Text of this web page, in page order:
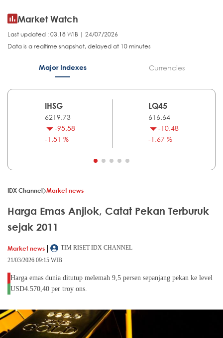
Market Watch
Last updated : 03.18 WIB | 24/07/2026
Data is a realtime snapshot, delayed at 10 minutes
Major Indexes Currencies
IHSG
6219.73
-95.58
-1.51 %
LQ45
616.64
-10.48
-1.67 %
IDX Channel Market news
Harga Emas Anjlok, Catat Pekan Terburuk
sejak 2011
Market news |
TIM RISET IDX CHANNEL
21/03/2026 09:15 WIB
Harga emas dunia ditutup melemah 9,5 persen sepanjang pekan ke level
USD4.570,40 per troy ons.